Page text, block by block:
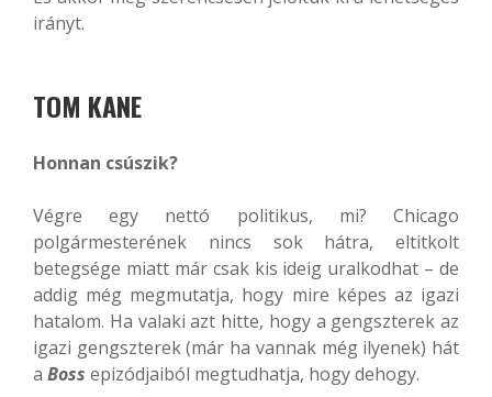
irányt.
TOM KANE
Honnan csúszik?
Végre egy nettó politikus, mi? Chicago
polgármesterének nincs sok hátra, eltitkolt
betegsége miatt már csak kis ideig uralkodhat – de
addig még megmutatja, hogy mire képes az igazi
hatalom. Ha valaki azt hitte, hogy a gengszterek az
igazi gengszterek (már ha vannak még ilyenek) hát
a Boss epizódjaiból megtudhatja, hogy dehogy.